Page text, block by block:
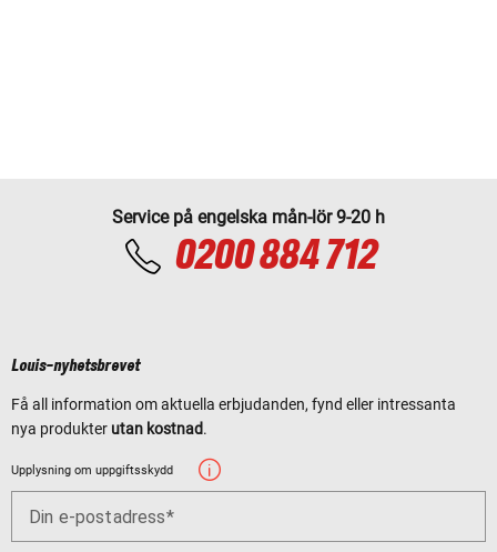
Service på engelska mån-lör 9-20 h
0200 884 712
Louis-nyhetsbrevet
Få all information om aktuella erbjudanden, fynd eller intressanta
nya produkter utan kostnad.
Upplysning om uppgiftsskydd
Din e-postadress